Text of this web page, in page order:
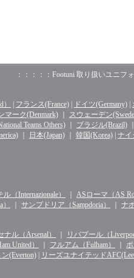
：：：：：Footuni 取り扱いユニフ
フランス(France) ドイツ(Germany)
マーク(Denmark) スウェーデン
Teams Others) ブラジル(Brazil)
日本(Japan) 韓国(Korea) ナイ
ル（Internazionale） ASローマ（AS
サンプドリア（Sampdoria） ナ
ナル（Arsenal） リバプール（
United） フルアム（Fulham） ポ
(Everton) リーズユナイテッド